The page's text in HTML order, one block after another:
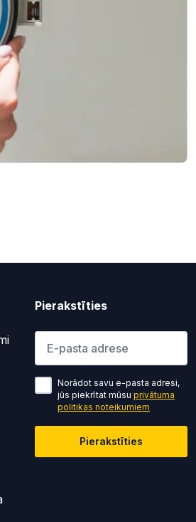
Pierakstīties
Lūdzu ievadiet e-pasta adresi
Norādot savu e-pasta adresi,
jūs piekrītat mūsu privātuma
politikas noteikumiem
Pierakstīties